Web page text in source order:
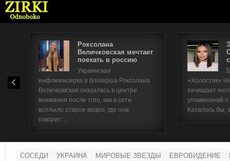
Роксолана
Величковская мечтает
поехать в россию
Украинская
инфлюенсерка и блогерша Роксолана
Величковская оказалась в центре
внимания после того, как в сети
всплыло старое видео, где она
говорит:...
«Холостяк»
зачищает
упоминаний
Казалось бы,
СОСЕДИ УКРАИНА МИРОВЫЕ ЗВЕЗДЫ ЕВРОВИДЕНИЕ
Имя